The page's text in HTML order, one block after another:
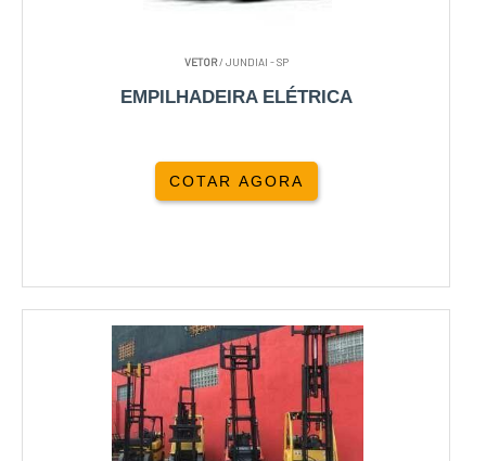
VETOR/ JUNDIAI - SP
EMPILHADEIRA ELÉTRICA
COTAR AGORA